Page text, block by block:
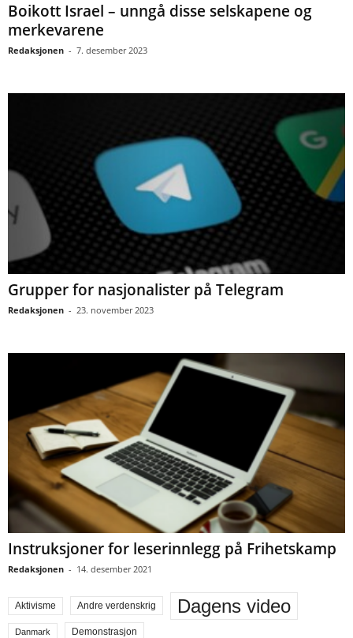
Boikott Israel – unngå disse selskapene og
merkevarene
Redaksjonen - 7. desember 2023
Grupper for nasjonalister på Telegram
Redaksjonen - 23. november 2023
Instruksjoner for leserinnlegg på Frihetskamp
Redaksjonen - 14. desember 2021
Aktivisme Andre verdenskrig Dagens video
Danmark Demonstrasjon